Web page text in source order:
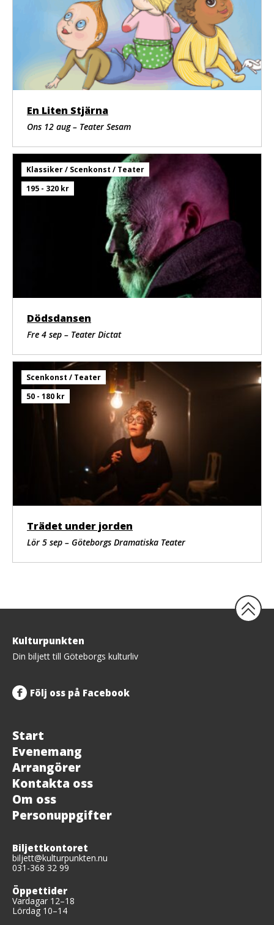
En Liten Stjärna
Ons 12 aug – Teater Sesam
Klassiker / Scenkonst / Teater
195 - 320 kr
Dödsdansen
Fre 4 sep – Teater Dictat
Scenkonst / Teater
50 - 180 kr
Trädet under jorden
Lör 5 sep – Göteborgs Dramatiska Teater
Tillbaka
upp
Kulturpunkten
Din biljett till Göteborgs kulturliv
Följ oss på Facebook
Start
Evenemang
Arrangörer
Kontakta oss
Om oss
Personuppgifter
Biljettkontoret
biljett@kulturpunkten.nu
031-368 32 99
Öppettider
Vardagar 12–18
Lördag 10–14